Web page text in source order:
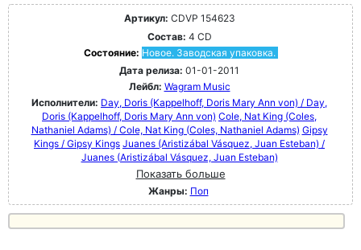
Артикул: CDVP 154623
Состав: 4 CD
Состояние: Новое. Заводская упаковка.
Дата релиза: 01-01-2011
Лейбл: Wagram Music
Исполнители: Day, Doris (Kappelhoff, Doris Mary Ann von) / Day,
Doris (Kappelhoff, Doris Mary Ann von) Cole, Nat King (Coles,
Nathaniel Adams) / Cole, Nat King (Coles, Nathaniel Adams) Gipsy
Kings / Gipsy Kings Juanes (Aristizábal Vásquez, Juan Esteban) /
Juanes (Aristizábal Vásquez, Juan Esteban)
Показать больше
Жанры: Поп